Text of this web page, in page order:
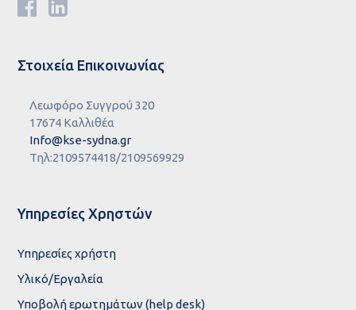
Στοιχεία Επικοινωνίας
Λεωφόρο Συγγρού 320
17674 Καλλιθέα
Info@kse-sydna.gr
Τηλ:2109574418/2109569929
Υπηρεσίες Χρηστών
Υπηρεσίες χρήστη
Υλικό/Εργαλεία
Υποβολή ερωτημάτων (help desk)